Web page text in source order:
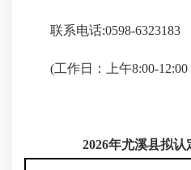
联系电话:0598-6323183
(工作日：上午8:00-12:00
2026年尤溪县拟